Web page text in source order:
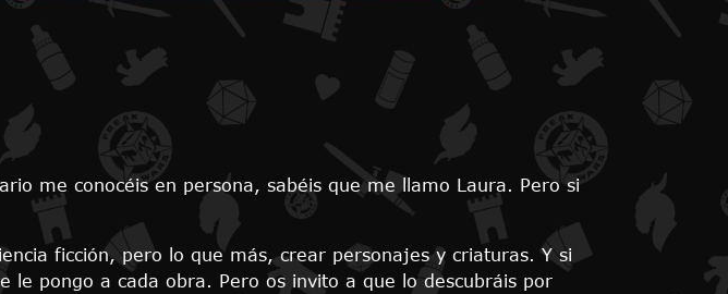
me conocéis en persona, sabéis que me llamo Laura. Pero si
ficción, pero lo que más, crear personajes y criaturas. Y si
pongo a cada obra. Pero os invito a que lo descubráis por